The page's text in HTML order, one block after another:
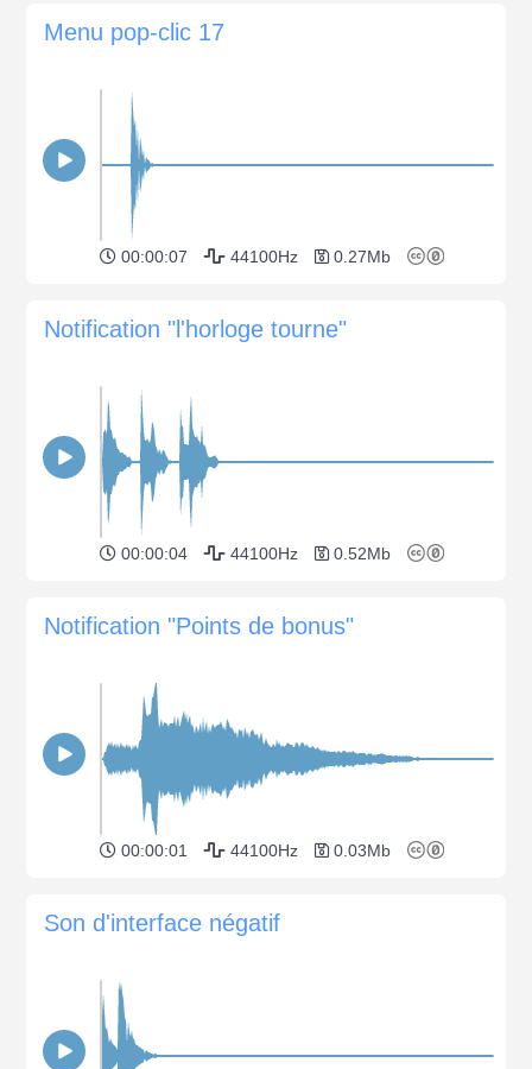
Menu pop-clic 17
00:00:07 44100Hz 0.27Mb
Notification "l'horloge tourne"
00:00:04 44100Hz 0.52Mb
Notification "Points de bonus"
00:00:01 44100Hz 0.03Mb
Son d'interface négatif